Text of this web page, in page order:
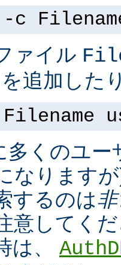
c
ァイル
を追加した
多くのユ
なります
するのは
意してく
は、